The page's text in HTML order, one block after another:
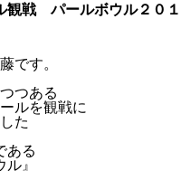
観戦 パールボウル２０１
です。
つある
ルを観戦に
た
ある
ル』